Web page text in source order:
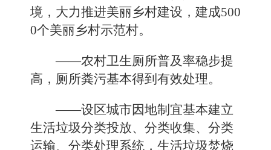
境，大力推进美丽乡村建设，建成500
0个美丽乡村示范村。
——农村卫生厕所普及率稳步提
高，厕所粪污基本得到有效处理。
——设区城市因地制宜基本建立
生活垃圾分类投放、分类收集、分类
运输、分类处理系统，生活垃圾焚烧